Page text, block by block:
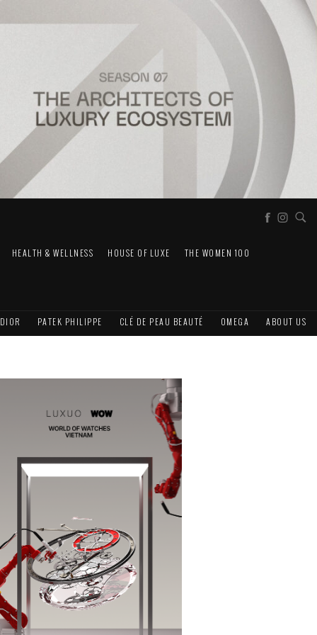
HEALTH & WELLNESS HOUSE OF LUXE THE WOMEN 100
DIOR PATEK PHILIPPE CLÉ DE PEAU BEAUTÉ OMEGA ABOUT US